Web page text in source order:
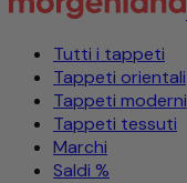
Tutti i tappeti
Tappeti orientali
Tappeti moderni
Tappeti tessuti
Marchi
Saldi %